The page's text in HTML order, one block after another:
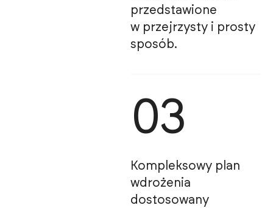
przedstawione
w przejrzysty i prosty
sposób.
03
Kompleksowy plan
wdrożenia
dostosowany